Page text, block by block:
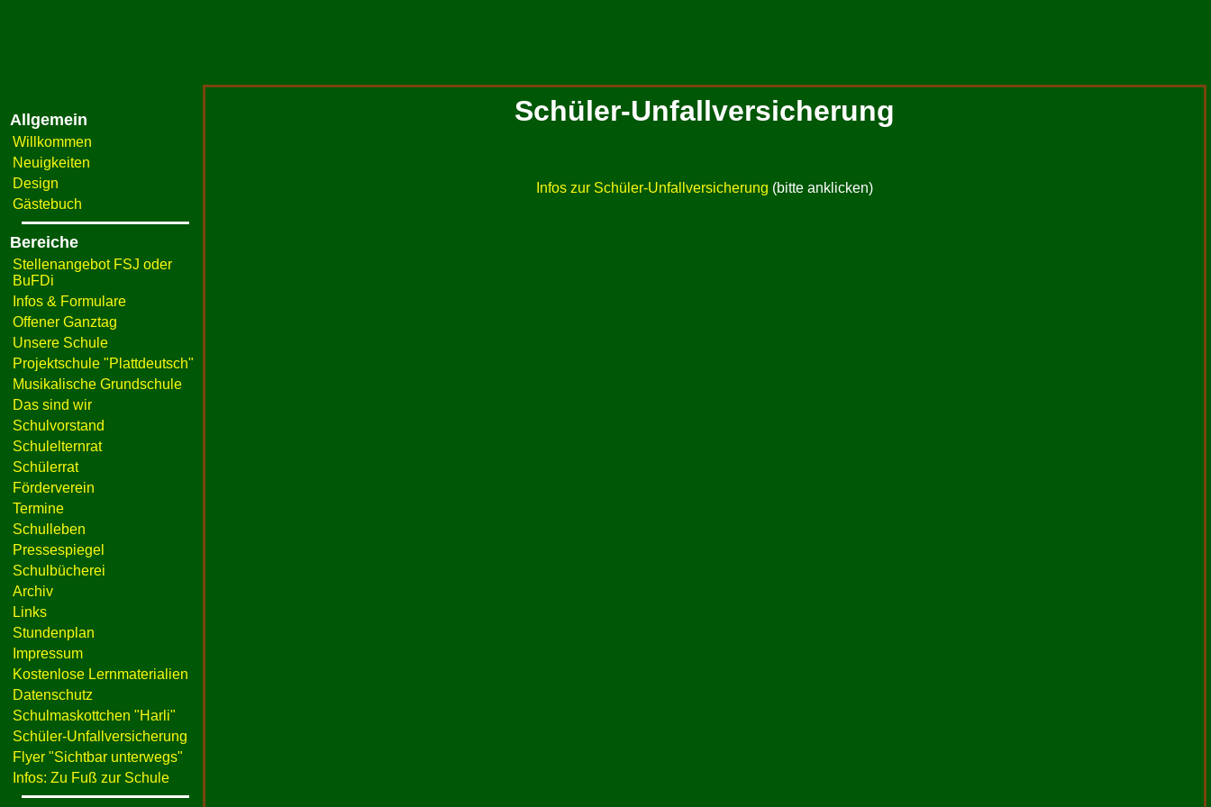
Allgemein
Willkommen
Neuigkeiten
Design
Gästebuch
Bereiche
Stellenangebot FSJ oder
BuFDi
Infos & Formulare
Offener Ganztag
Unsere Schule
Projektschule "Plattdeutsch"
Musikalische Grundschule
Das sind wir
Schulvorstand
Schulelternrat
Schülerrat
Förderverein
Termine
Schulleben
Pressespiegel
Schulbücherei
Archiv
Links
Stundenplan
Impressum
Kostenlose Lernmaterialien
Datenschutz
Schulmaskottchen "Harli"
Schüler-Unfallversicherung
Flyer "Sichtbar unterwegs"
Infos: Zu Fuß zur Schule
Schüler-Unfallversicherung
Infos zur Schüler-Unfallversicherung (bitte anklicken)